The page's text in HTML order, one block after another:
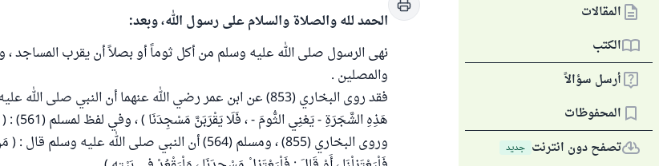
المقالات
الكتب
أرسل سؤالاً
المحفوظات
تصفح دون انترنت جديد
الحمد لله والصلاة والسلام على رسول الله، وبعد:
نهى الرسول صلى الله عليه وسلم من أكل ثوماً أو بصلاً أن يقرب المساجد ،
والمصلين .
فقد روى البخاري (853) عن ابن عمر رضي الله عنهما أن النبي
هَذِهِ الشَّجَرَةِ - يَعْنِي الثُّومَ - ، فَلَا يَقْرَبَنَّ مَسْجِدَنَا ) ، وفي لفظ لمسلم (561) : ( فَلَا يَأْتِيَنَّ الْمَسَاجِدَ ) .
وروى البخاري (855) ، ومسلم (564) أن النبي صلى الله عليه